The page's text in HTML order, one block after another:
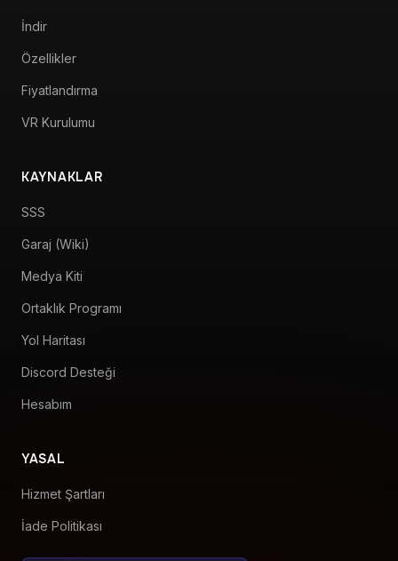
İndir
Özellikler
Fiyatlandırma
VR Kurulumu
KAYNAKLAR
SSS
Garaj (Wiki)
Medya Kiti
Ortaklık Programı
Yol Haritası
Discord Desteği
Hesabım
YASAL
Hizmet Şartları
İade Politikası